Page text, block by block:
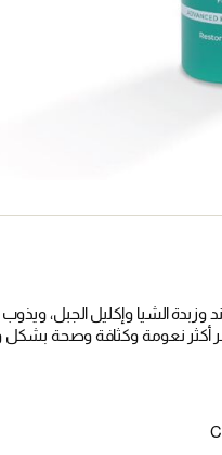
الشيا وإكليل الجبل،
أكثر نعومة وكثافة وصحة